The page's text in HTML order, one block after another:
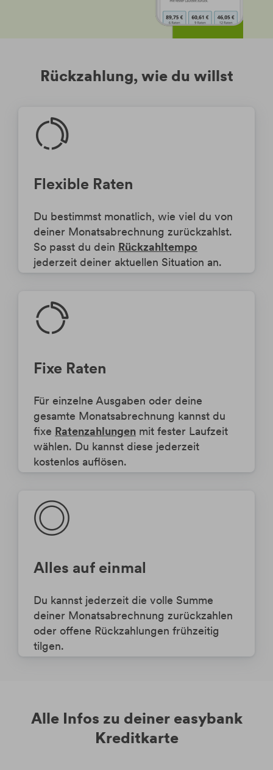
Rückzahlung, wie du willst
Flexible Raten
Du bestimmst monatlich, wie viel du von
deiner Monatsabrechnung zurückzahlst.
So passt du dein Rückzahltempo
jederzeit deiner aktuellen Situation an.
Fixe Raten
Für einzelne Ausgaben oder deine
gesamte Monatsabrechnung kannst du
fixe Ratenzahlungen mit fester Laufzeit
wählen. Du kannst diese jederzeit
kostenlos auflösen.
Alles auf einmal
Du kannst jederzeit die volle Summe
deiner Monatsabrechnung zurückzahlen
oder offene Rückzahlungen frühzeitig
tilgen.
Alle Infos zu deiner easybank
Kreditkarte